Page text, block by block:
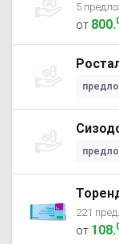
5
от 800.
221
от 108.